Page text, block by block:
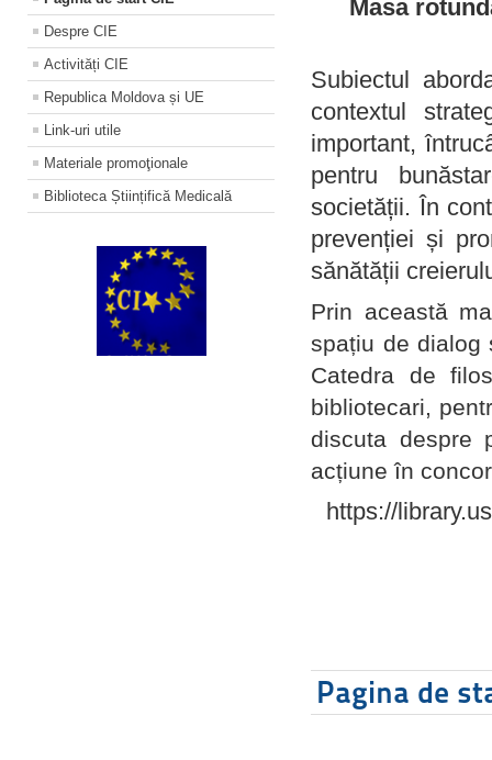
Despre CIE
Activități CIE
Republica Moldova și UE
Link-uri utile
Materiale promoţionale
Biblioteca Științifică Medicală
Masa
Subiectul
contextul
important,
pentru
societății. În
prevenției și
sănătății
Prin această
spațiu de dialog
Catedra de
bibliotecari,
discuta despre
acțiune în
https://
Pagina de